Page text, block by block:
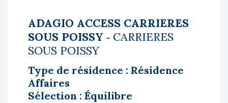
ADAGIO ACCESS CARRIERES
SOUS POISSY ‐ CARRIERES
SOUS POISSY
Type de résidence : Résidence
Affaires
Sélection : Équilibre